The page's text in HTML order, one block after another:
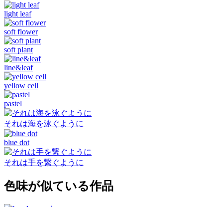
light leaf
soft flower
soft plant
line&leaf
yellow cell
pastel
それは海を泳ぐように
blue dot
それは手を繋ぐように
色味が似ている作品